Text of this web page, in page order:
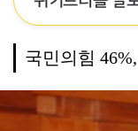
국민의힘